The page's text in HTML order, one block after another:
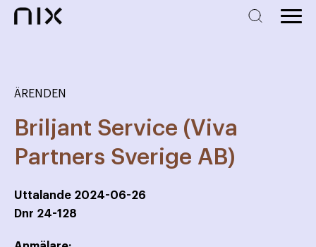
ÄRENDEN
Briljant Service (Viva
Partners Sverige AB)
Uttalande 2024-06-26
Dnr 24-128